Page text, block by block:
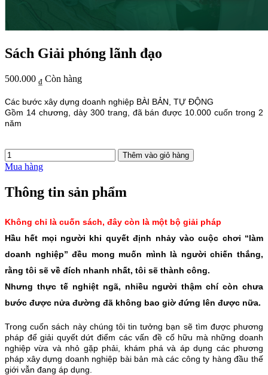
Sách Giải phóng lãnh đạo
500.000 ₫ Còn hàng
Các bước xây dựng doanh nghiệp BÀI BẢN, TỰ ĐỘNG
Gồm 14 chương, dày 300 trang, đã bán được 10.000 cuốn trong 2
năm
Mua hàng
Thông tin sản phẩm
Không chỉ là cuốn sách, đây còn là một bộ giải pháp
Hầu hết mọi người khi quyết định nhảy vào cuộc chơi “làm
doanh nghiệp” đều mong muốn mình là người chiến thắng,
rằng tôi sẽ về đích nhanh nhất, tôi sẽ thành công.
Nhưng thực tế nghiệt ngã, nhiều người thậm chí còn chưa
bước được nửa đường đã không bao giờ đứng lên được nữa.
Trong cuốn sách này chúng tôi tin tưởng bạn sẽ tìm được phương
pháp để giải quyết dứt điểm các vấn đề cố hữu mà những doanh
nghiệp vừa và nhỏ gặp phải, khám phá và áp dụng các phương
pháp xây dựng doanh nghiệp bài bản mà các công ty hàng đầu thế
giới vẫn đang áp dụng.